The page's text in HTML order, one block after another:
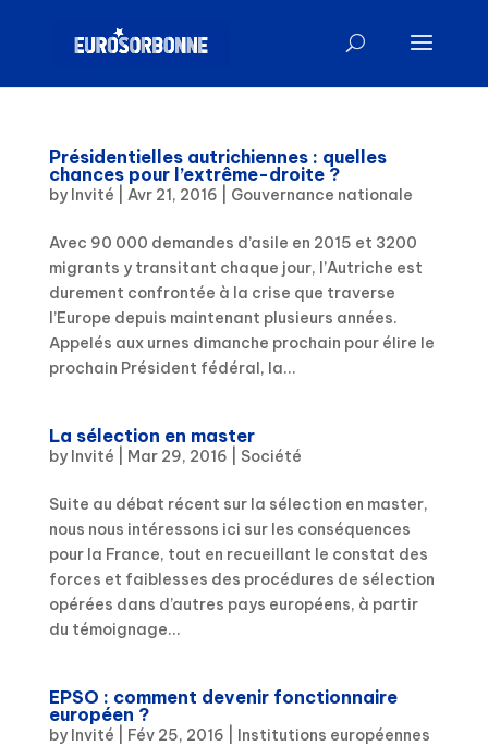
Présidentielles autrichiennes : quelles
chances pour l’extrême-droite ?
by Invité Avr 21, 2016 Gouvernance nationale
Avec 90 000 demandes d’asile en 2015 et 3200
migrants y transitant chaque jour, l’Autriche est
durement confrontée à la crise que traverse
l’Europe depuis maintenant plusieurs années.
Appelés aux urnes dimanche prochain pour élire le
prochain Président fédéral, la...
La sélection en master
by Invité Mar 29, 2016 Société
Suite au débat récent sur la sélection en master,
nous nous intéressons ici sur les conséquences
pour la France, tout en recueillant le constat des
forces et faiblesses des procédures de sélection
opérées dans d’autres pays européens, à partir
du témoignage...
EPSO : comment devenir fonctionnaire
européen ?
by Invité Fév 25, 2016 Institutions européennes